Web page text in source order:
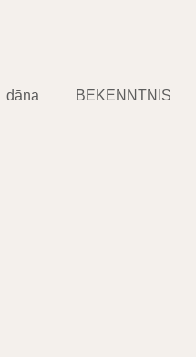
dāna BEKENNTNIS